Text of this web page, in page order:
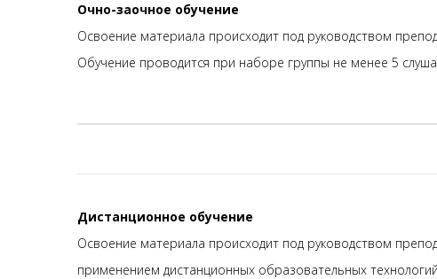
Очно-заочное обучение
Освоение материала происходит под руководством
Обучение проводится при наборе группы не менее 5
Дистанционное обучение
Освоение материала происходит под руководством
применением дистанционных образовательных